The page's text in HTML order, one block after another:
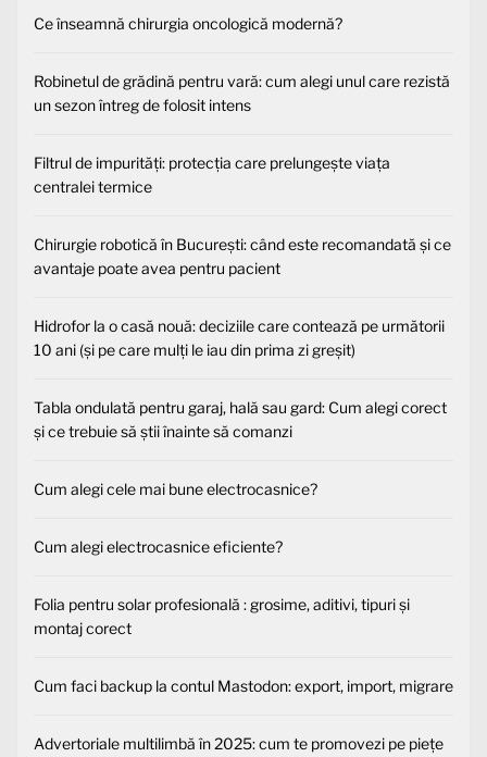
Ce înseamnă chirurgia oncologică modernă?
Robinetul de grădină pentru vară: cum alegi unul care rezistă
un sezon întreg de folosit intens
Filtrul de impurități: protecția care prelungește viața
centralei termice
Chirurgie robotică în București: când este recomandată și ce
avantaje poate avea pentru pacient
Hidrofor la o casă nouă: deciziile care contează pe următorii
10 ani (și pe care mulți le iau din prima zi greșit)
Tabla ondulată pentru garaj, hală sau gard: Cum alegi corect
și ce trebuie să știi înainte să comanzi
Cum alegi cele mai bune electrocasnice?
Cum alegi electrocasnice eficiente?
Folia pentru solar profesională : grosime, aditivi, tipuri și
montaj corect
Cum faci backup la contul Mastodon: export, import, migrare
Advertoriale multilimbă în 2025: cum te promovezi pe piețe